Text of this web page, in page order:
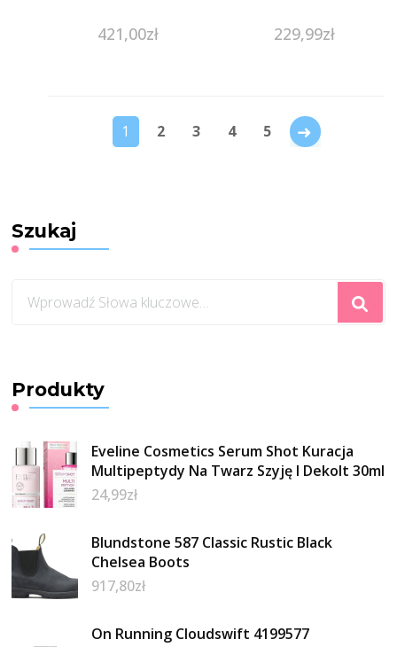
421,00zł 229,99zł
1 2 3 4 5
Szukaj
czegoś?
Produkty
Eveline Cosmetics Serum Shot Kuracja
Multipeptydy Na Twarz Szyję I Dekolt 30ml
24,99zł
Blundstone 587 Classic Rustic Black
Chelsea Boots
917,80zł
On Running Cloudswift 4199577